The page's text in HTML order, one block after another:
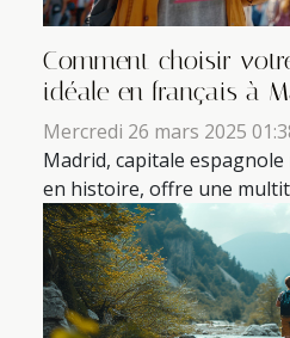
Comment choisir
idéale en français à
Mercredi 26 mars 2025
Madrid, capitale
en histoire, offre une